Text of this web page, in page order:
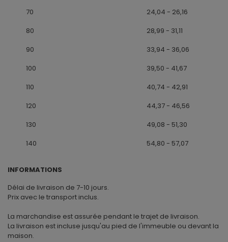
70
24,04 - 26,16
80
28,99 - 31,11
90
33,94 - 36,06
100
39,50 - 41,67
110
40,74 - 42,91
120
44,37 - 46,56
130
49,08 - 51,30
140
54,80 - 57,07
INFORMATIONS
Délai de livraison de 7-10 jours.
Prix avec le transport inclus.
La marchandise est assurée pendant le trajet de livraison.
La livraison est incluse jusqu'au pied de l'immeuble ou devant la
maison.